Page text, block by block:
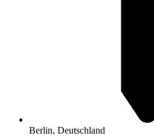
Berlin, Deutschland